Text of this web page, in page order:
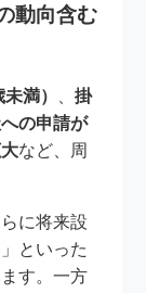
動向含む
満） 、掛
の申請が
など、周
に将来設
といった
す。一方